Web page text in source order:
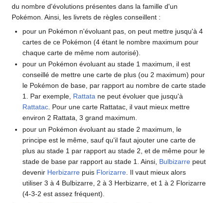
du nombre d'évolutions présentes dans la famille d'un
Pokémon. Ainsi, les livrets de règles conseillent :
pour un Pokémon n'évoluant pas, on peut mettre jusqu'à 4
cartes de ce Pokémon (4 étant le nombre maximum pour
chaque carte de même nom autorisé).
pour un Pokémon évoluant au stade 1 maximum, il est
conseillé de mettre une carte de plus (ou 2 maximum) pour
le Pokémon de base, par rapport au nombre de carte stade
1. Par exemple, Rattata ne peut évoluer que jusqu'à
Rattatac . Pour une carte Rattatac, il vaut mieux mettre
environ 2 Rattata, 3 grand maximum.
pour un Pokémon évoluant au stade 2 maximum, le
principe est le même, sauf qu'il faut ajouter une carte de
plus au stade 1 par rapport au stade 2, et de même pour le
stade de base par rapport au stade 1. Ainsi, Bulbizarre peut
devenir Herbizarre puis Florizarre . Il vaut mieux alors
utiliser 3 à 4 Bulbizarre, 2 à 3 Herbizarre, et 1 à 2 Florizarre
(4-3-2 est assez fréquent).